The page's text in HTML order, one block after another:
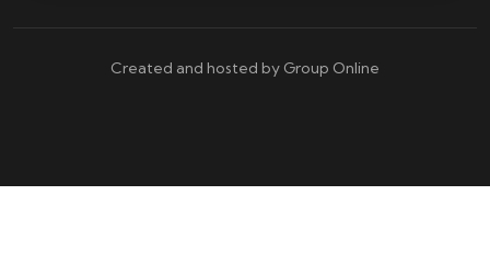
Created and hosted by Group Online